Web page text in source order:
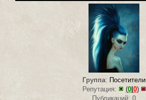
Группа: Посетители
Репутация:
(0| 0)
Публикаций: 0